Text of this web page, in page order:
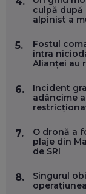
EP.
DOINA
EP.
OLIVIU
EP.
culpă
alpinist a
5.
Fostul
intra
Alianței au
6.
Incident
adâncime
7.
O dronă a
plaje din
de SRI
8.
Singurul